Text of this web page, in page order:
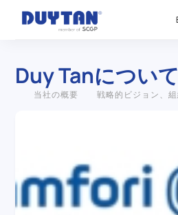
Duy Tanについて
当社の概要 戦略的ビジョン、